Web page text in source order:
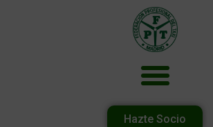
Hazte Socio